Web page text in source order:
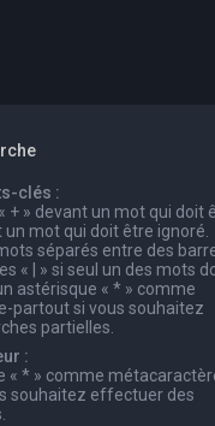
clés :
+ » devant un mot qui doit
mot qui doit être ignoré.
séparés entre des
« | » si seul un des mots
astérisque « * » comme
partout si vous souhaitez
partielles.
:
« * » comme
souhaitez effectuer des